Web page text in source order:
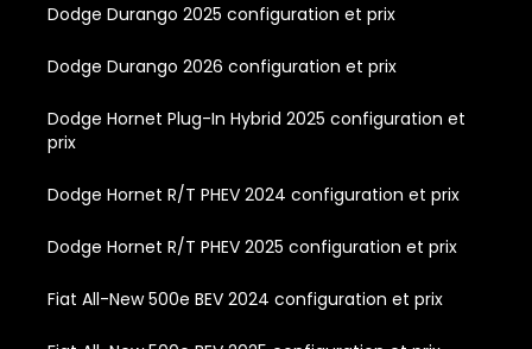
Dodge Durango 2025 configuration et prix
Dodge Durango 2026 configuration et prix
Dodge Hornet Plug-In Hybrid 2025 configuration et
prix
Dodge Hornet R/T PHEV 2024 configuration et prix
Dodge Hornet R/T PHEV 2025 configuration et prix
Fiat All-New 500e BEV 2024 configuration et prix